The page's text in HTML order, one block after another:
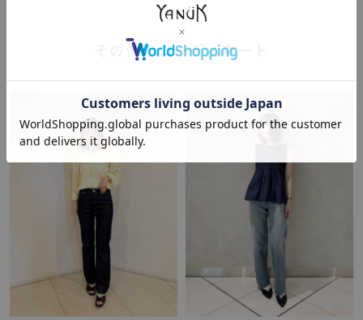
その他のコーディネート